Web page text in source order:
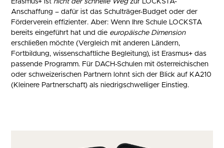
Erasmus+ ist nicht der schnelle Wegzur LOCKSTA-
Anschaffung – dafür ist das Schulträger-Budget oder der
Förderverein effizienter. Aber: Wenn Ihre Schule LOCKSTA
bereits eingeführt hat und die europäische Dimension
erschließen möchte (Vergleich mit anderen Ländern,
Fortbildung, wissenschaftliche Begleitung), ist Erasmus+ das
passende Programm. Für DACH-Schulen mit österreichischen
oder schweizerischen Partnern lohnt sich der Blick auf KA210
(Kleinere Partnerschaft) als niedrigschwelliger Einstieg.